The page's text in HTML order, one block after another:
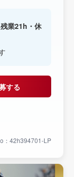
残業21h・休
する
：42h394701-LP